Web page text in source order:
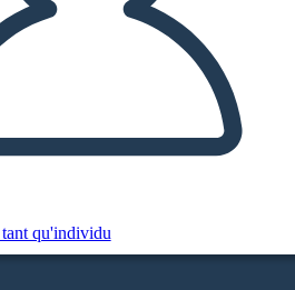
qu'individu